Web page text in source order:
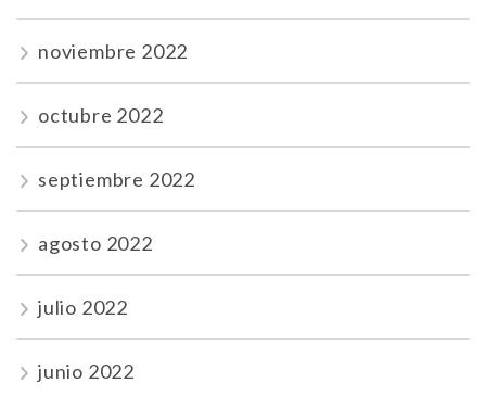
noviembre 2022
octubre 2022
septiembre 2022
agosto 2022
julio 2022
junio 2022